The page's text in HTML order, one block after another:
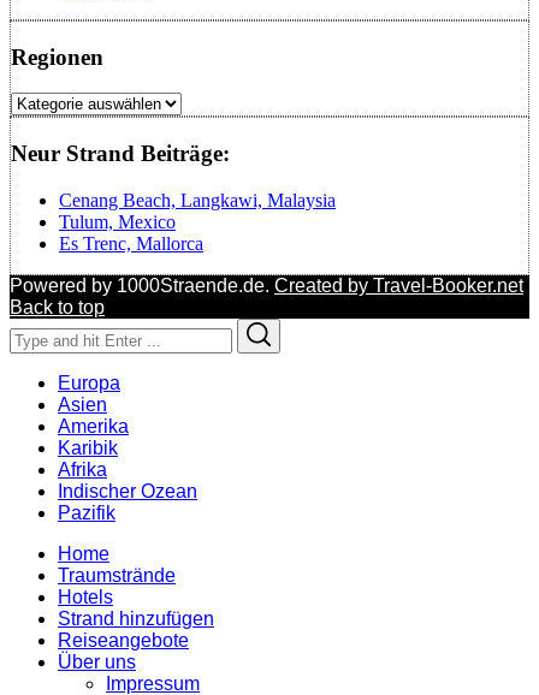
Regionen
Regionen
Neur Strand Beiträge:
Cenang Beach, Langkawi, Malaysia
Tulum, Mexico
Es Trenc, Mallorca
Powered by 1000Straende.de. Created by Travel-Booker.net
Back to top
Search
for:
Europa
Asien
Amerika
Karibik
Afrika
Indischer Ozean
Pazifik
Home
Traumstrände
Hotels
Strand hinzufügen
Reiseangebote
Über uns
Impressum